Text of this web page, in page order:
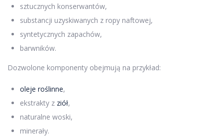
sztucznych konserwantów,
substancji uzyskiwanych z ropy naftowej,
syntetycznych zapachów,
barwników.
Dozwolone komponenty obejmują na przykład:
oleje roślinne,
ekstrakty z ziół,
naturalne woski,
minerały.